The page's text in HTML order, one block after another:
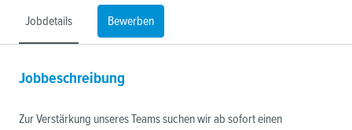
Jobdetails Bewerben
Jobbeschreibung
Zur Verstärkung unseres Teams suchen wir ab sofort einen